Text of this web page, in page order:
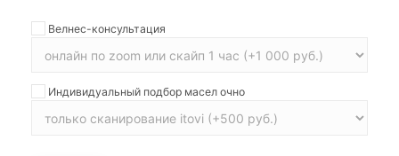
Велнес-консультация
Индивидуальный подбор масел очно